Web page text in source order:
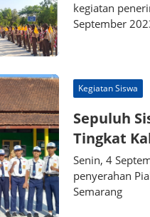
kegiatan
September
Kegiatan Siswa
Sepuluh
Tingkat
Senin, 4
penyerahan
Semarang